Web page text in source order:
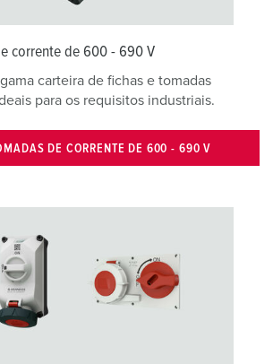
corrente de 600 - 690 V
carteira de fichas e tomadas
para os requisitos industriais.
DE CORRENTE DE 600 - 690 V